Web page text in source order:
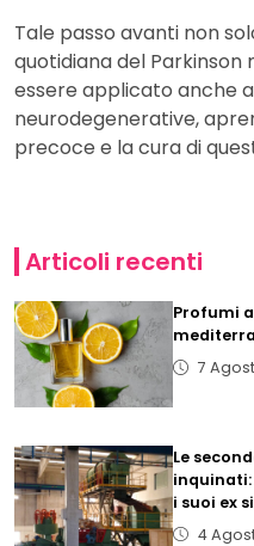
Tale passo avanti non
quotidiana del
essere applicato anche
neurodegenerative,
precoce e la cura di
Articoli recenti
Profumi
7
Le
inquinati:
i suoi ex
4